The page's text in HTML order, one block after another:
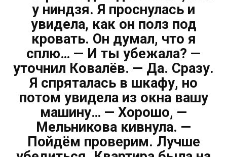
у ниндзя. Я проснулась и
увидела, как он полз под
кровать. Он думал, что я
сплю… — И ты убежала? —
уточнил Ковалёв. — Да. Сразу.
Я спряталась в шкафу, но
потом увидела из окна вашу
машину… — Хорошо, —
Мельникова кивнула. —
Пойдём проверим. Лучше